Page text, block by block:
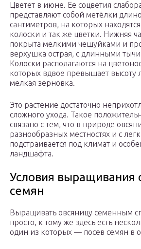
Цветет в июне. Ее соцветия
представляют собой метёлки
сантиметров, на которых
колоски и так же цветки. Нижняя
покрыта мелкими чешуйками и
верхушка острая, с длинными
Колоски располагаются на
которых вдвое превышает высоту
мелкая зерновка.
Это растение достаточно
сложного ухода. Такое
связано с тем, что в природе
разнообразных местностях и с
подстраивается под климат и
ландшафта.
Условия выращивания
семян
Выращивать овсяницу семенным
просто, к тому же здесь есть
один из которых — посев семян в